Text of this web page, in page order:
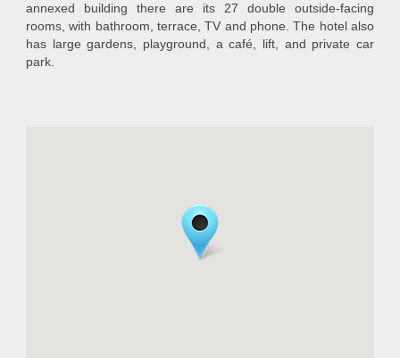
annexed building there are its 27 double outside-facing
rooms, with bathroom, terrace, TV and phone. The hotel also
has large gardens, playground, a café, lift, and private car
park.